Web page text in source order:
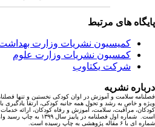
های مرتبط
کمیسیون نشریات وزارت بهداشت
کمسیون نشریات وزارت علوم
شرکت یکتاوب
نشریه
سلامت و آموزش در اوان کودکی نخستین و تنها
و خاص به رشد و تحول همه جانبه کودکی، ارتقا یادگیری
مراقبت، سلامت، آموزش و رفاه کودکان، ارائه خدمات
است. شماره اول فصلنامه در
۶ مقاله پژوهشی به چاپ رسیده است.